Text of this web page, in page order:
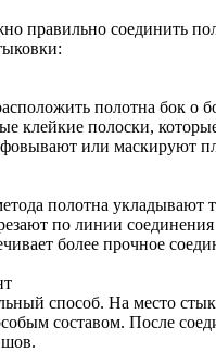
правильно соединить
полотна бок о
клейкие полоски,
или маскируют
полотна укладывают
по линии
более прочное
способ. На место
составом. После
шов.